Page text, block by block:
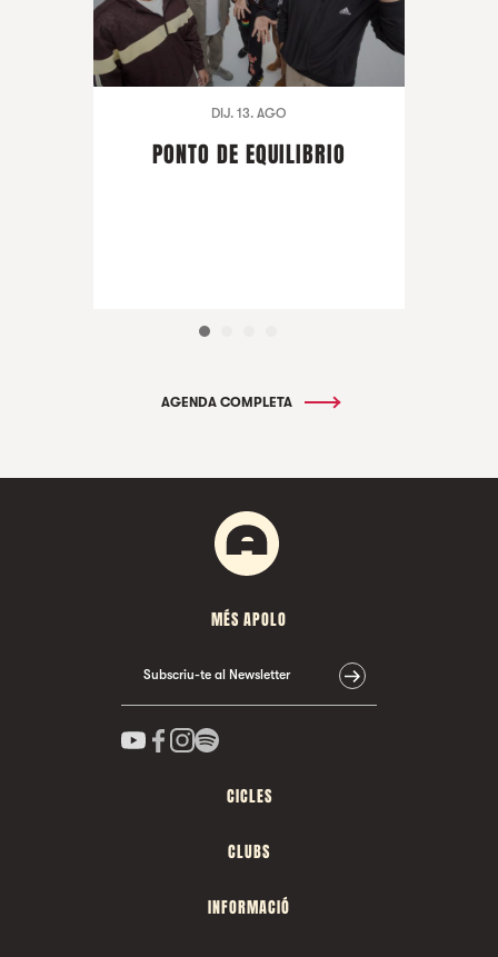
DIJ. 13. AGO
PONTO DE EQUILIBRIO
AGENDA COMPLETA
MÉS APOLO
Subscriu-te al Newsletter
CICLES
CLUBS
INFORMACIÓ